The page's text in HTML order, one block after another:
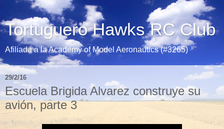
Tortuguero Hawks RC Club
Afiliada a la Academy of Model Aeronautics (#3265)
29/2/16
Escuela Brigida Alvarez construye su
avión, parte 3